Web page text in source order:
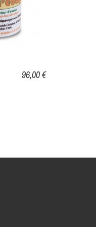
96,00 €